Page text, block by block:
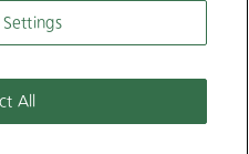
報
All